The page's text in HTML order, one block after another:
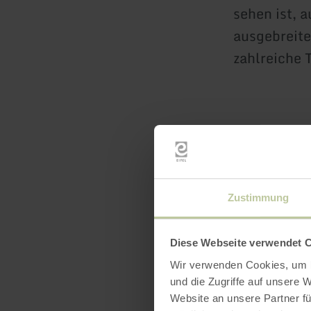
Zustimmung
Diese Webseite verwendet
Wir verwenden Cookies,
und die Zugriffe auf unsere
Website an unsere Partner
sehen ist,
zahlreiche
Die
ab. Es ist
und sich
wenn
trifft. Es